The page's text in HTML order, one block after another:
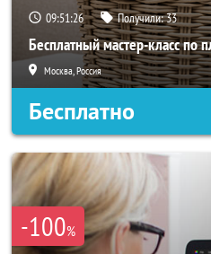
09:51:26 Получили:33
Бесплатный мастер-класс по
Москва, Россия
Бесплатно
-100%